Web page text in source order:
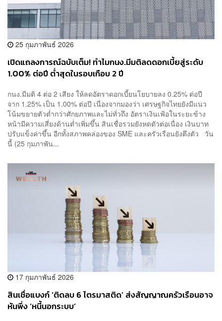
25 กุมภาพันธ์ 2026
เปิดแถลงการณ์ฉบับเต็ม! ทำไมกนง.มีมติลดดอกเบี้ยสู่ระดับ
1.00% ต่อปี ต่ำสุดในรอบเกือบ 2 ปี
กนง.มีมติ 4 ต่อ 2 เสียง ให้ลดอัตราดอกเบี้ยนโยบายลง 0.25% ต่อปี
จาก 1.25% เป็น 1.00% ต่อปี เนื่องจากมองว่า เศรษฐกิจไทยยังมีแนว
โน้มขยายตัวต่ำกว่าศักยภาพและไม่ทั่วถึง อัตราเงินเฟ้อในระยะข้าง
หน้ามีความเสี่ยงด้านต่ำเพิ่มขึ้น สินเชื่อรวมยังหดตัวต่อเนื่อง เงินบาท
ปรับแข็งค่าขึ้น อีกทั้งสภาพคล่องของ SME และครัวเรือนยังตึงตัว วัน
นี้ (25 กุมภาพัน...
17 กุมภาพันธ์ 2026
สินเชื่อแบงก์ ‘ติดลบ 6 ไตรมาสติด’ ส่งสัญญาณครัวเรือนอาจ
หันพึ่ง ‘หนี้นอกระบบ’